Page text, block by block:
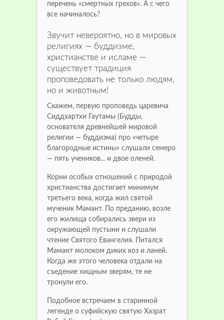
перечень «смертных грехов». А с чего
все начиналось?
Звучит невероятно, но в мировых
религиях — буддизме,
христианстве и исламе —
существует традиция
проповедовать не только людям,
но и животным!
Скажем, первую проповедь царевича
Сиддхартхи Гаутамы (Будды,
основателя древнейшей мировой
религии — буддизма) про «четыре
благородные истины» слушали семеро
— пять учеников... и двое оленей.
Корни особых отношений с природой
христианства достигает минимум
третьего века, когда жил святой
мученик Мамант.
По преданию, возле
его жилища собирались звери из
окружающей пустыни и слушали
чтение Святого Евангелия.
Питался
Мамант молоком диких коз и ланей.
Когда же этого человека отдали на
съедение хищным зверям, те не
тронули его.
Подобное встречаем в старинной
легенде о суфийскую святую Хазрат